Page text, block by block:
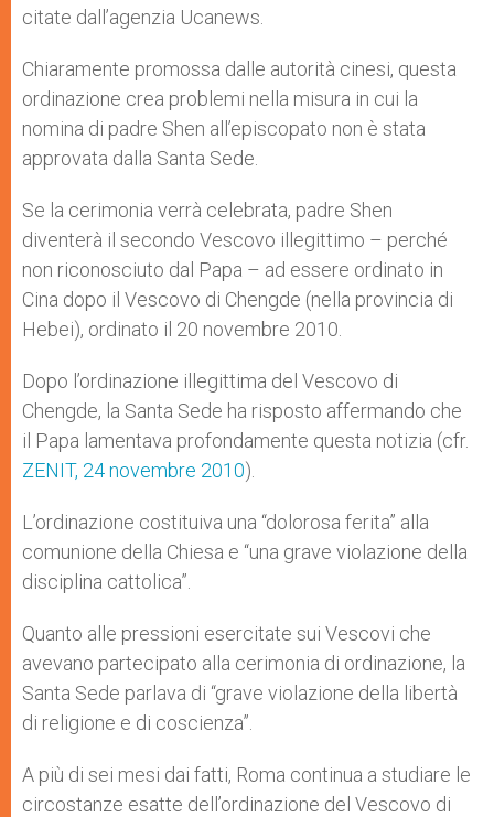
citate dall’agenzia Ucanews.
Chiaramente promossa dalle autorità cinesi, questa
ordinazione crea problemi nella misura in cui la
nomina di padre Shen all’episcopato non è stata
approvata dalla Santa Sede.
Se la cerimonia verrà celebrata, padre Shen
diventerà il secondo Vescovo illegittimo – perché
non riconosciuto dal Papa – ad essere ordinato in
Cina dopo il Vescovo di Chengde (nella provincia di
Hebei), ordinato il 20 novembre 2010.
Dopo l’ordinazione illegittima del Vescovo di
Chengde, la Santa Sede ha risposto affermando che
il Papa lamentava profondamente questa notizia (cfr.
ZENIT, 24 novembre 2010).
L’ordinazione costituiva una “dolorosa ferita” alla
comunione della Chiesa e “una grave violazione della
disciplina cattolica”.
Quanto alle pressioni esercitate sui Vescovi che
avevano partecipato alla cerimonia di ordinazione, la
Santa Sede parlava di “grave violazione della libertà
di religione e di coscienza”.
A più di sei mesi dai fatti, Roma continua a studiare le
circostanze esatte dell’ordinazione del Vescovo di